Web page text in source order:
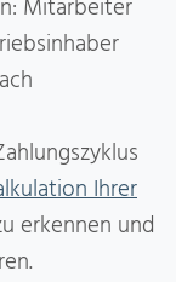
Mitarbeiter
Ihrer
erkennen und